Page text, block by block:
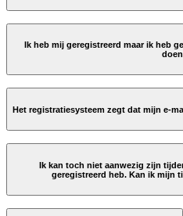
registration@rai.nl
Ik heb mij geregistreerd maar ik heb
Het registratiesysteem zegt dat mijn e-
Ik kan toch niet aanwezig zijn
geregistreerd heb. Kan ik mijn